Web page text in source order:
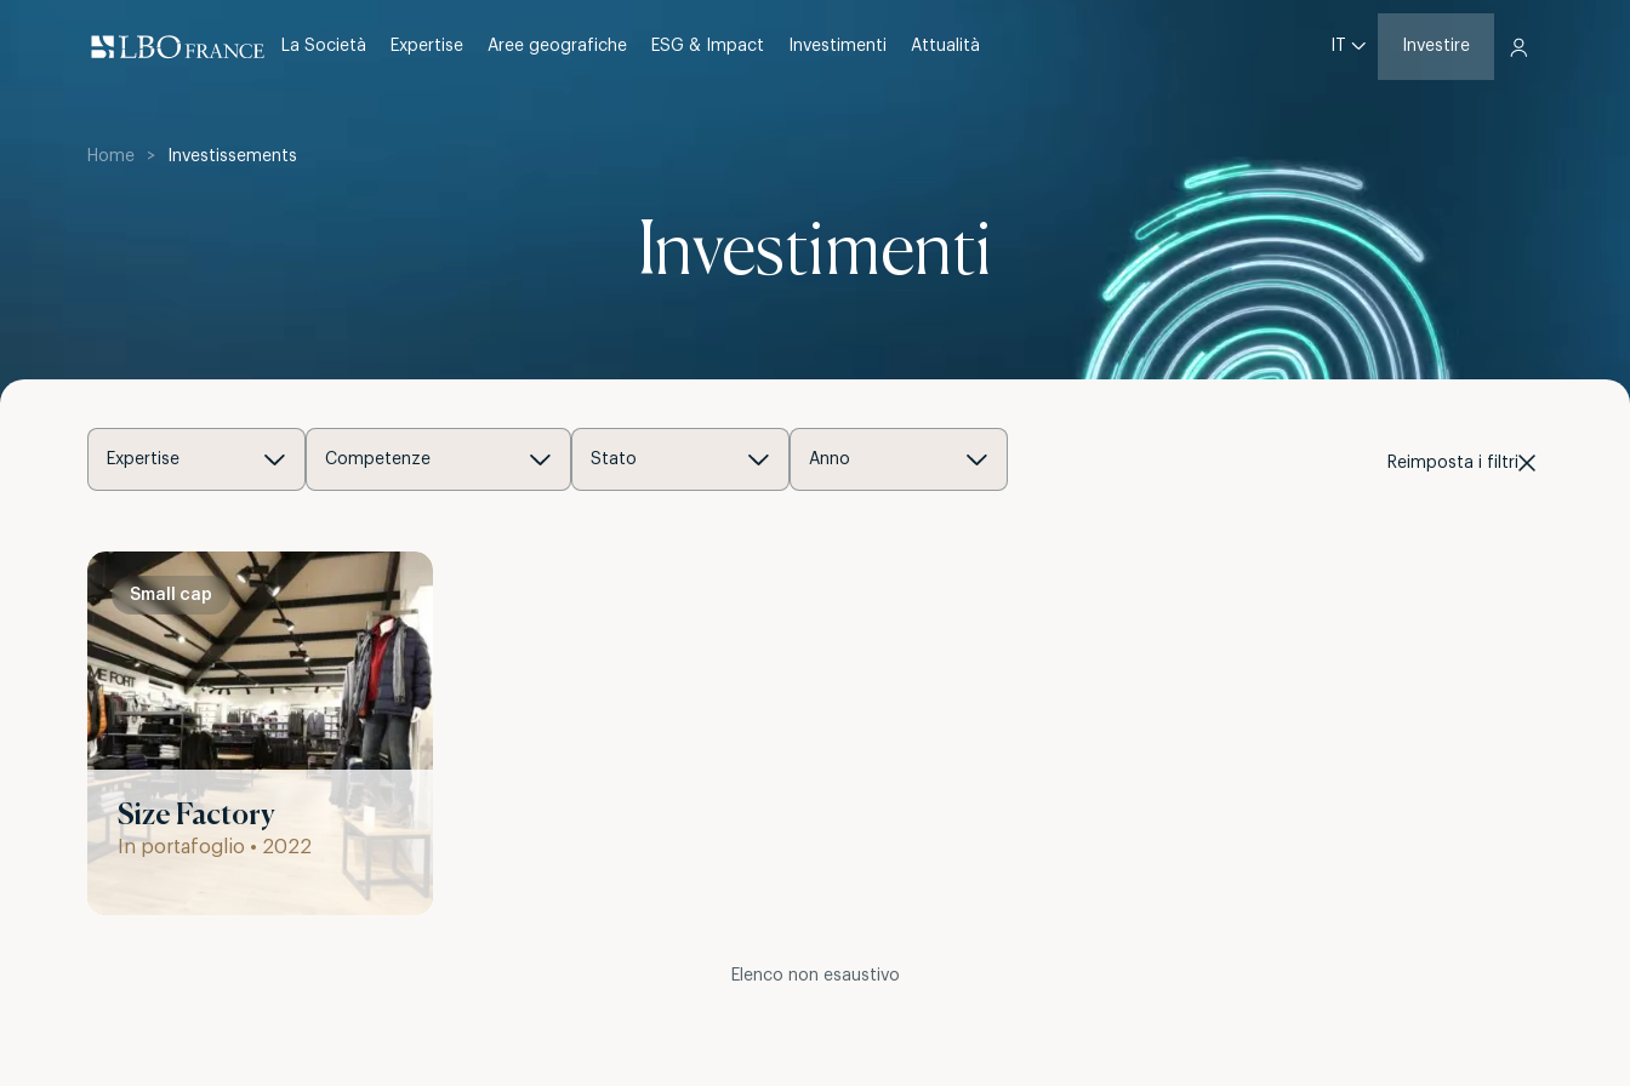
La Società Expertise Aree geografiche ESG & Impact Investimenti Attualità Investire
Home > Investissements
Investimenti
Expertise Competenze Stato Anno Reimposta i filtri
Small cap
Size Factory
In portafoglio • 2022
Elenco non esaustivo